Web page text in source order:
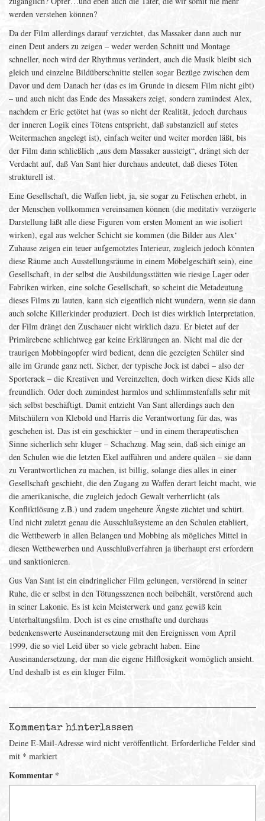
werden verstehen können?
Da der Film allerdings darauf verzichtet, das Massaker dann auch nur
einen Deut anders zu zeigen – weder werden Schnitt und Montage
schneller, noch wird der Rhythmus verändert, auch die Musik bleibt sich
gleich und einzelne Bildüberschnitte stellen sogar Bezüge zwischen dem
Davor und dem Danach her (das es im Grunde in diesem Film nicht gibt)
– und auch nicht das Ende des Massakers zeigt, sondern zumindest Alex,
nachdem er Eric getötet hat (was so nicht der Realität, jedoch durchaus
der inneren Logik eines Tötens entspricht, daß substanziell auf stetes
Weitermachen angelegt ist), einfach weiter und weiter morden läßt, bis
der Film dann schließlich „aus dem Massaker aussteigt“, drängt sich der
Verdacht auf, daß Van Sant hier durchaus andeutet, daß dieses Töten
strukturell ist.
Eine Gesellschaft, die Waffen liebt, ja, sie sogar zu Fetischen erhebt, in
der Menschen vollkommen vereinsamen können (die meditativ verzögerte
Darstellung läßt alle diese Figuren vom ersten Moment an wie isoliert
wirken), egal aus welcher Schicht sie kommen (die Bilder aus Alex‘
Zuhause zeigen ein teuer aufgemotztes Interieur, zugleich jedoch könnten
diese Räume auch Ausstellungsräume in einem Möbelgeschäft sein), eine
Gesellschaft, in der selbst die Ausbildungsstätten wie riesige Lager oder
Fabriken wirken, eine solche Gesellschaft, so scheint die Metadeutung
dieses Films zu lauten, kann sich eigentlich nicht wundern, wenn sie dann
auch solche Killerkinder produziert. Doch ist dies wirklich Interpretation,
der Film drängt den Zuschauer nicht wirklich dazu. Er bietet auf der
Primärebene schlichtweg gar keine Erklärungen an. Nicht mal die der
traurigen Mobbingopfer wird bedient, denn die gezeigten Schüler sind
alle im Grunde ganz nett. Sicher, der typische Jock ist dabei – also der
Sportcrack – die Kreativen und Vereinzelten, doch wirken diese Kids alle
freundlich. Oder doch zumindest harmlos und schlimmstenfalls sehr mit
sich selbst beschäftigt. Damit entzieht Van Sant allerdings auch den
Mitschülern von Klebold und Harris die Verantwortung für das, was
geschehen ist. Das ist ein geschickter – und in einem therapeutischen
Sinne sicherlich sehr kluger – Schachzug. Mag sein, daß sich einige an
den Schulen wie die letzten Ekel aufführen und andere quälen – sie dann
zu Verantwortlichen zu machen, ist billig, solange dies alles in einer
Gesellschaft geschieht, die den Zugang zu Waffen derart leicht macht, wie
die amerikanische, die zugleich jedoch Gewalt verherrlicht (als
Konfliktlösung z.B.) und zudem ungeheure Ängste züchtet und schürt.
Und nicht zuletzt genau die Ausschlußsysteme an den Schulen etabliert,
die Wettbewerb in allen Belangen und Mobbing als mögliches Mittel in
diesen Wettbewerben und Ausschlußverfahren ja überhaupt erst erfordern
und sanktionieren.
Gus Van Sant ist ein eindringlicher Film gelungen, verstörend in seiner
Ruhe, die er selbst in den Tötungsszenen noch beibehält, verstörend auch
in seiner Lakonie. Es ist kein Meisterwerk und ganz gewiß kein
Unterhaltungsfilm. Doch ist es eine ernsthafte und durchaus
bedenkenswerte Auseinandersetzung mit den Ereignissen vom April
1999, die so viel Leid über so viele gebracht haben. Eine
Auseinandersetzung, der man die eigene Hilflosigkeit womöglich ansieht.
Und deshalb ist es ein kluger Film.
Kommentar hinterlassen
Deine E-Mail-Adresse wird nicht veröffentlicht. Erforderliche Felder sind
mit * markiert
Kommentar *